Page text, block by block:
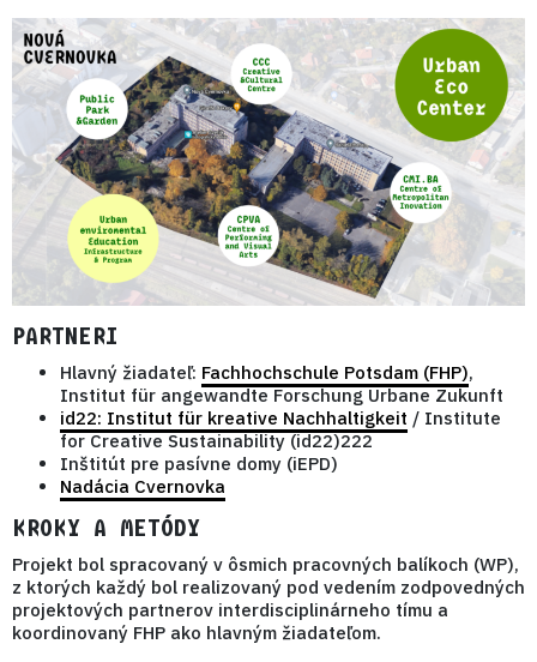
PARTNERI
Hlavný žiadateľ: Fachhochschule Potsdam (FHP),
Institut für angewandte Forschung Urbane Zukunft
id22: Institut für kreative Nachhaltigkeit / Institute
for Creative Sustainability (id22)222
Inštitút pre pasívne domy (iEPD)
Nadácia Cvernovka
KROKY A METÓDY
Projekt bol spracovaný v ôsmich pracovných balíkoch (WP),
z ktorých každý bol realizovaný pod vedením zodpovedných
projektových partnerov interdisciplinárneho tímu a
koordinovaný FHP ako hlavným žiadateľom.